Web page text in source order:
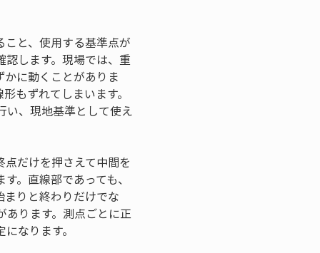
と、使用する基準点が
します。現場では、重
に動くことがありま
もずれてしまいます。
い、現地基準として使え
だけを押さえて中間を
。直線部であっても、
りと終わりだけでな
あります。測点ごとに正
なります。